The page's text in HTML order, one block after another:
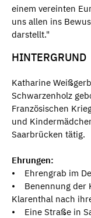
einem vereinten
uns allen ins
darstellt."
HINTERGRUND
Katharine
Schwarzenholz
Französischen
und
Saarbrücken tätig.
Ehrungen:
• Ehrengrab im
• Benennung der
Klarenthal nach
• Eine Straße in